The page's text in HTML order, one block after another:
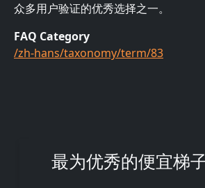
最为优秀的便宜梯
众多用户验证的优秀选择之一。
FAQ Category
/zh-hans/taxonomy/term/83